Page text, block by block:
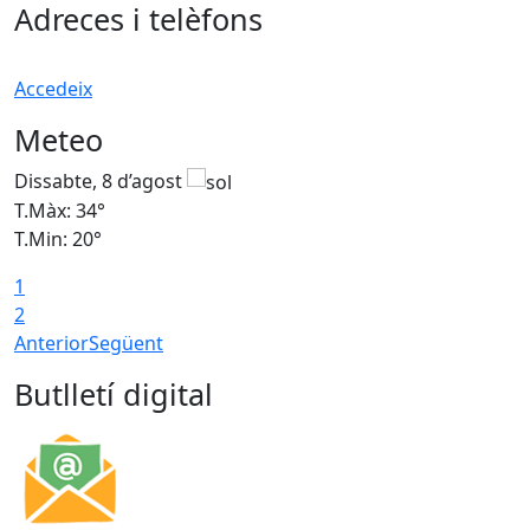
Adreces i telèfons
Accedeix
Meteo
Dissabte, 8 d’agost
T.Màx: 34°
T.Min: 20°
1
2
AnteriorSegüent
Butlletí digital